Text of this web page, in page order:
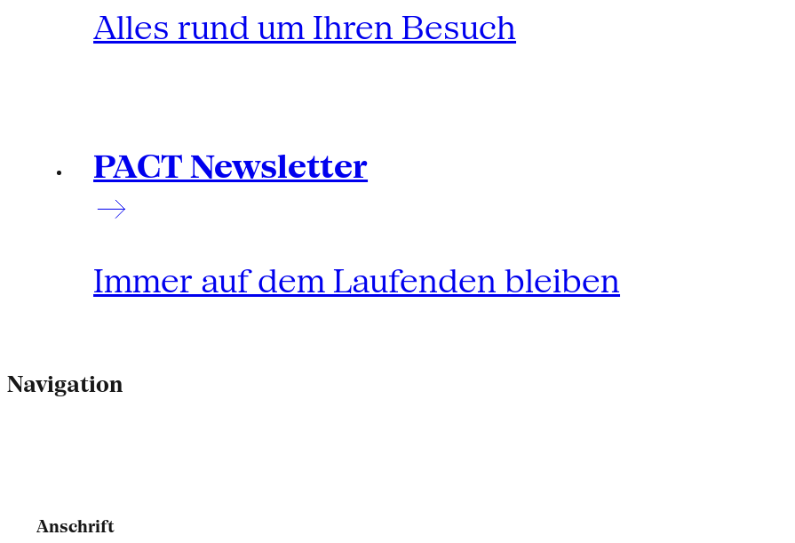
Alles rund um Ihren Besuch
PACT Newsletter
Immer auf dem Laufenden bleiben
Navigation
Anschrift